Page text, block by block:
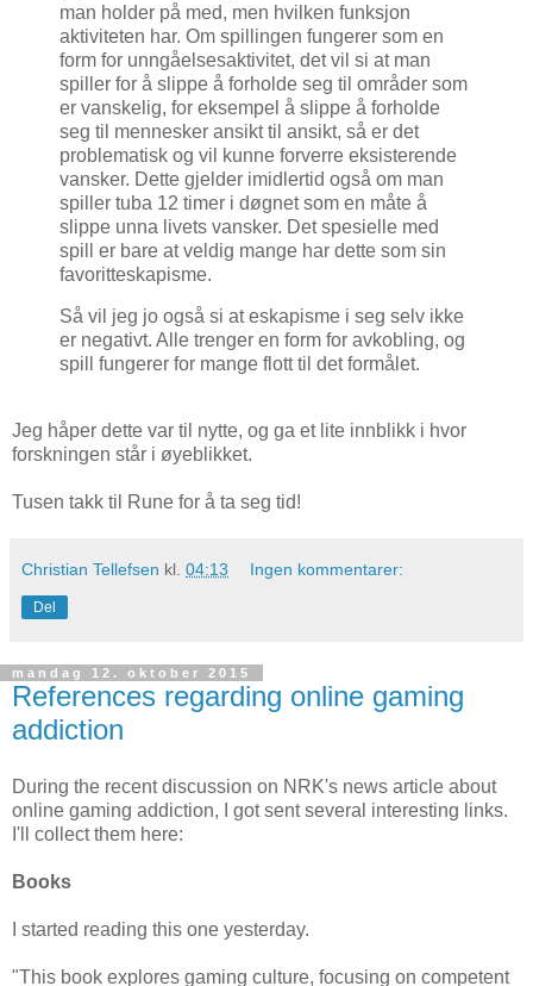
man holder på med, men hvilken funksjon
aktiviteten har. Om spillingen fungerer som en
form for unngåelsesaktivitet, det vil si at man
spiller for å slippe å forholde seg til områder som
er vanskelig, for eksempel å slippe å forholde
seg til mennesker ansikt til ansikt, så er det
problematisk og vil kunne forverre eksisterende
vansker. Dette gjelder imidlertid også om man
spiller tuba 12 timer i døgnet som en måte å
slippe unna livets vansker. Det spesielle med
spill er bare at veldig mange har dette som sin
favoritteskapisme.
Så vil jeg jo også si at eskapisme i seg selv ikke
er negativt. Alle trenger en form for avkobling, og
spill fungerer for mange flott til det formålet.
Jeg håper dette var til nytte, og ga et lite innblikk i hvor
forskningen står i øyeblikket.
Tusen takk til Rune for å ta seg tid!
Christian Tellefsen kl. 04:13 Ingen kommentarer:
Del
mandag 12. oktober 2015
References regarding online gaming
addiction
During the recent discussion on NRK's news article about
online gaming addiction, I got sent several interesting links.
I'll collect them here:
Books
I started reading this one yesterday.
"This book explores gaming culture, focusing on competent